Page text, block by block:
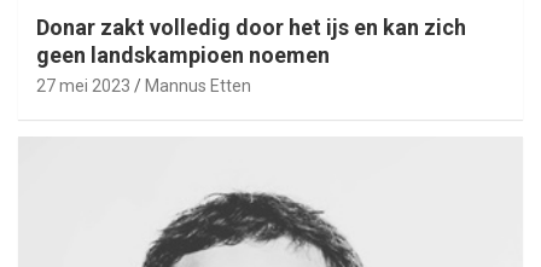
Donar zakt volledig door het ijs en kan zich
geen landskampioen noemen
27 mei 2023 Mannus Etten